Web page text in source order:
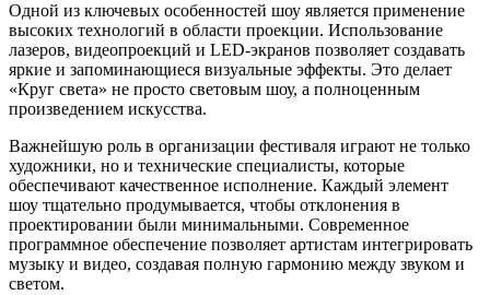
Одной из ключевых особенностей шоу является применение
высоких технологий в области проекции. Использование
лазеров, видеопроекций и LED-экранов позволяет создавать
яркие и запоминающиеся визуальные эффекты. Это делает
«Круг света» не просто световым шоу, а полноценным
произведением искусства.
Важнейшую роль в организации фестиваля играют не только
художники, но и технические специалисты, которые
обеспечивают качественное исполнение. Каждый элемент
шоу тщательно продумывается, чтобы отклонения в
проектировании были минимальными. Современное
программное обеспечение позволяет артистам интегрировать
музыку и видео, создавая полную гармонию между звуком и
светом.